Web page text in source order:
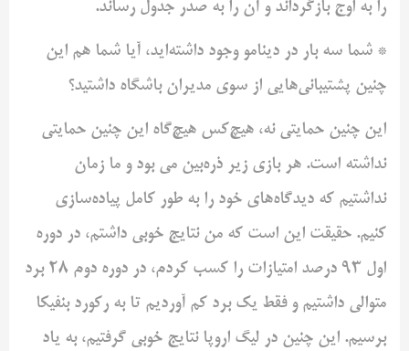
را به اوج بازگرداند و آن را به صدر جدول رساند.
* شما سه بار در دینامو وجود داشته‌اید، آیا شما هم این
چنین پشتیبانی‌هایی از سوی مدیران باشگاه داشتید؟
این چنین حمایتی نه، هیچ‌کس هیچ‌گاه این چنین حمایتی
نداشته است. هر بازی زیر ذره‌بین می بود و ما زمان
نداشتیم که دیدگاه‌های خود را به طور کامل پیاده‌سازی
کنیم. حقیقت این است که من نتایج خوبی داشتم، در دوره
اول 93 درصد امتیازات را کسب کردم، در دوره دوم 28 برد
متوالی داشتیم و فقط یک برد کم آوردیم تا به رکورد بنفیکا
برسیم. این چنین در لیگ اروپا نتایج خوبی گرفتیم، به یاد